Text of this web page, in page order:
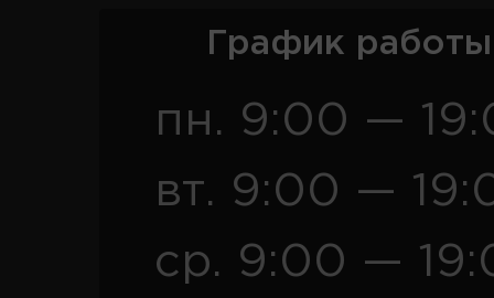
График
пн. 9:00 —
вт. 9:00 —
ср. 9:00 —